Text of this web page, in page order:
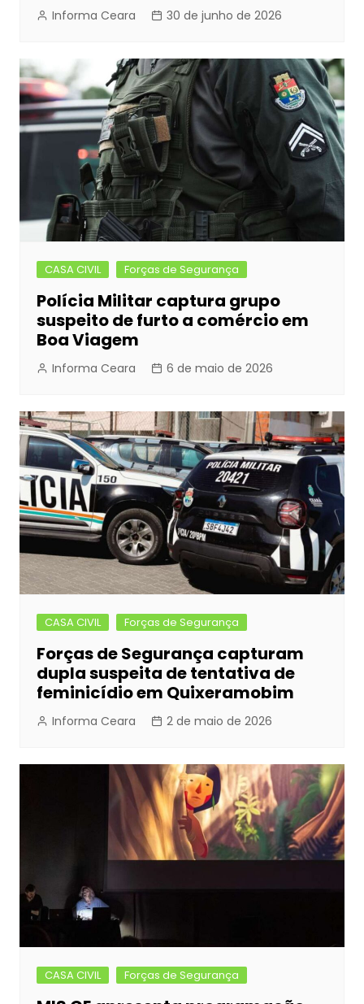
Informa Ceara 30 de junho de 2026
CASA CIVIL Forças de Segurança
Polícia Militar captura grupo
suspeito de furto a comércio em
Boa Viagem
Informa Ceara 6 de maio de 2026
CASA CIVIL Forças de Segurança
Forças de Segurança capturam
dupla suspeita de tentativa de
feminicídio em Quixeramobim
Informa Ceara 2 de maio de 2026
CASA CIVIL Forças de Segurança